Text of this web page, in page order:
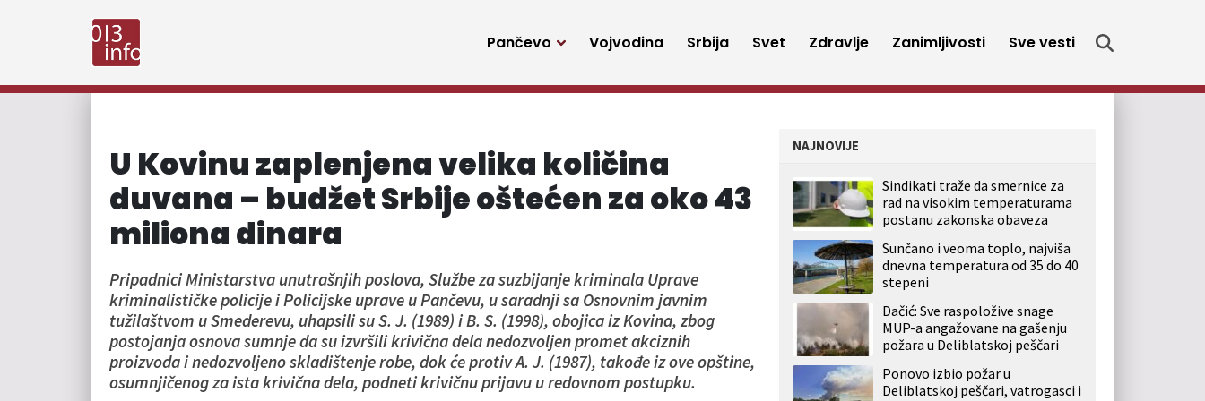
Pančevo Vojvodina Srbija Svet Zdravlje Zanimljivosti Sve vesti
U Kovinu zaplenjena velika količina
duvana – budžet Srbije oštećen za oko 43
miliona dinara
Pripadnici Ministarstva unutrašnjih poslova, Službe za suzbijanje kriminala Uprave
kriminalističke policije i Policijske uprave u Pančevu, u saradnji sa Osnovnim javnim
tužilaštvom u Smederevu, uhapsili su S. J. (1989) i B. S. (1998), obojica iz Kovina, zbog
postojanja osnova sumnje da su izvršili krivična dela nedozvoljen promet akciznih
proizvoda i nedozvoljeno skladištenje robe, dok će protiv A. J. (1987), takođe iz ove opštine,
osumnjičenog za ista krivična dela, podneti krivičnu prijavu u redovnom postupku.
NAJNOVIJE
Sindikati traže da smernice za
rad na visokim temperaturama
postanu zakonska obaveza
Sunčano i veoma toplo, najviša
dnevna temperatura od 35 do 40
stepeni
Dačić: Sve raspoložive snage
MUP-a angažovane na gašenju
požara u Deliblatskoj peščari
Ponovo izbio požar u
Deliblatskoj peščari, vatrogasci i